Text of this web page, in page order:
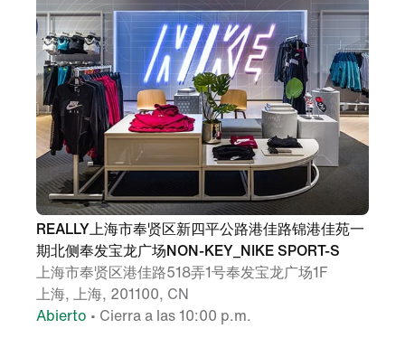
REALLY上海市奉贤区新四平公路港佳路锦港佳苑一
期北侧奉发宝龙广场NON-KEY_NIKE SPORT-S
上海市奉贤区港佳路518弄1号奉发宝龙广场1F
上海, 上海, 201100, CN
Abierto • Cierra a las 10:00 p.m.